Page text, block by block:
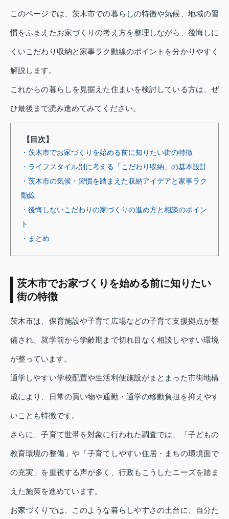
このページでは、茨木市での暮らしの特徴や気候、地域の習
慣をふまえたお家づくりの考え方を整理しながら、後悔しに
くいこだわり収納と家事ラク動線のポイントを分かりやすく
解説します。
これからの暮らしを見据えた住まいを検討している方は、ぜ
ひ最後まで読み進めてみてください。
【目次】
・茨木市でお家づくりを始める前に知りたい街の特徴
・ライフスタイル別に考える「こだわり収納」の基本設計
・茨木市の気候・習慣を踏まえた収納アイデアと家事ラク
動線
・後悔しないこだわりの家づくりの進め方と相談のポイン
ト
・まとめ
茨木市でお家づくりを始める前に知りたい
街の特徴
茨木市は、保育施設や子育て広場などの子育て支援拠点が整
備され、就学前から学齢期まで切れ目なく相談しやすい環境
が整っています。
通学しやすい学校配置や生活利便施設がまとまった市街地構
成により、日常の買い物や通勤・通学の移動負担を抑えやす
いことも特徴です。
さらに、子育て世帯を対象に行われた調査では、「子どもの
教育環境の整備」や「子育てしやすい住居・まちの環境面で
の充実」を重視する声が多く、行政もこうしたニーズを踏ま
えた施策を進めています。
お家づくりでは、このような暮らしやすさの土台に、自分た